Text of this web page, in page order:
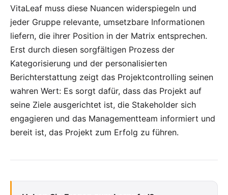
VitaLeaf muss diese Nuancen widerspiegeln und
jeder Gruppe relevante, umsetzbare Informationen
liefern, die ihrer Position in der Matrix entsprechen.
Erst durch diesen sorgfältigen Prozess der
Kategorisierung und der personalisierten
Berichterstattung zeigt das Projektcontrolling seinen
wahren Wert: Es sorgt dafür, dass das Projekt auf
seine Ziele ausgerichtet ist, die Stakeholder sich
engagieren und das Managementteam informiert und
bereit ist, das Projekt zum Erfolg zu führen.